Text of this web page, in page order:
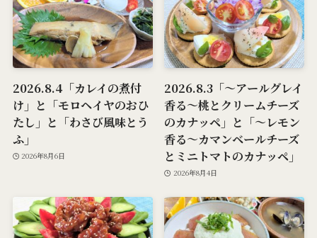
2026.8.4「カレイの煮付
け」と「モロヘイヤのおひ
たし」と「わさび風味とう
ふ」
2026年8月6日
2026.8.3「～アールグレイ
香る～桃とクリームチーズ
のカナッペ」と「～レモン
香る～カマンベールチーズ
とミニトマトのカナッペ」
2026年8月4日